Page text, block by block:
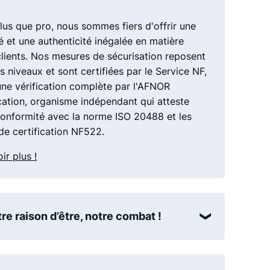
prix
que pro, nous sommes fiers d'offrir une
et une authenticité inégalée en matière
Nos mesures de sécurisation reposent
niveaux et sont certifiées par le Service NF,
vérification complète par l'AFNOR
organisme indépendant qui atteste
avec la norme ISO 20488 et les
certification NF522.
plus !
raison d’être, notre combat !